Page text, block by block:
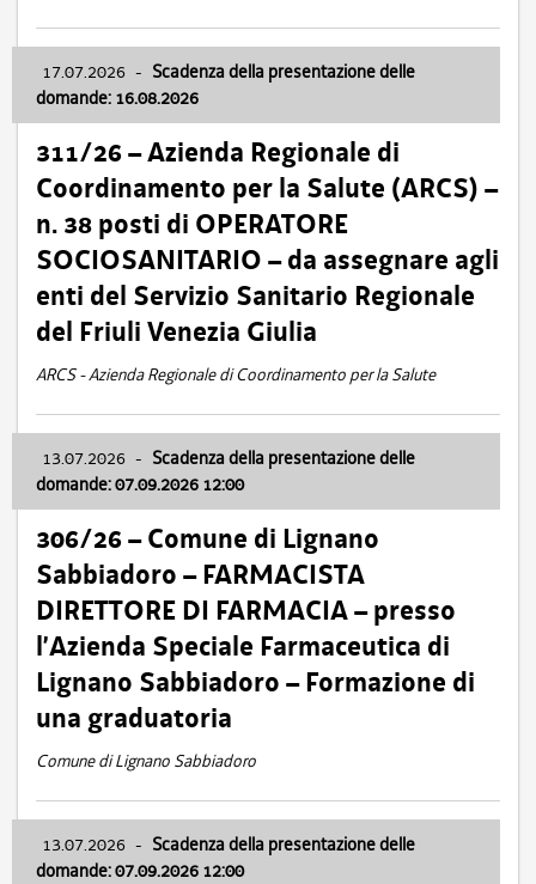
17.07.2026 - Scadenza della presentazione delle
domande: 16.08.2026
311/26 – Azienda Regionale di
Coordinamento per la Salute (ARCS) –
n. 38 posti di OPERATORE
SOCIOSANITARIO – da assegnare agli
enti del Servizio Sanitario Regionale
del Friuli Venezia Giulia
ARCS - Azienda Regionale di Coordinamento per la Salute
13.07.2026 - Scadenza della presentazione delle
domande: 07.09.2026 12:00
306/26 – Comune di Lignano
Sabbiadoro – FARMACISTA
DIRETTORE DI FARMACIA – presso
l’Azienda Speciale Farmaceutica di
Lignano Sabbiadoro – Formazione di
una graduatoria
Comune di Lignano Sabbiadoro
13.07.2026 - Scadenza della presentazione delle
domande: 07.09.2026 12:00